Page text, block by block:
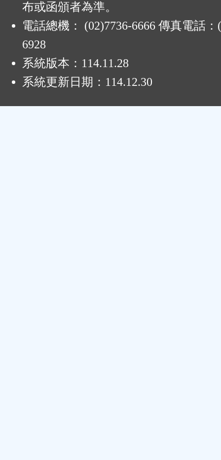
布或函頒者為準。
電話總機： (02)7736-6666 傳真電話：
6928
系統版本： 114.11.28
系統更新日期： 114.12.30